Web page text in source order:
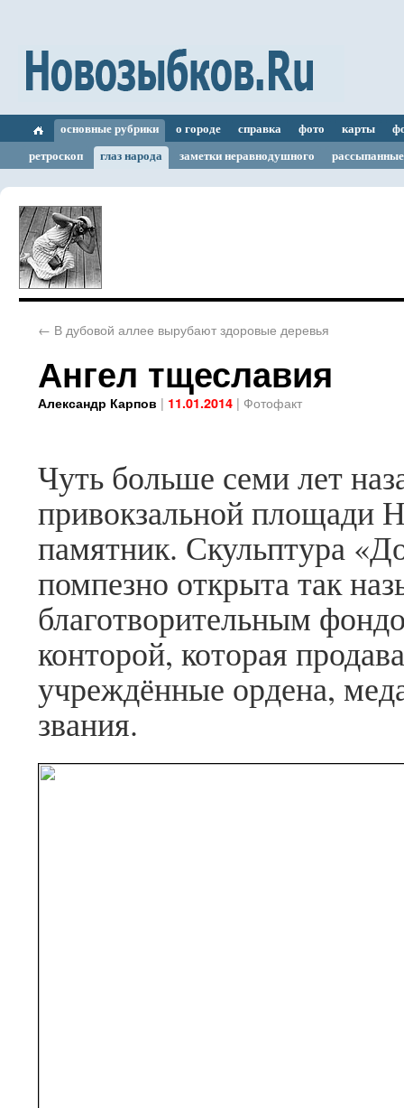
основные рубрики о городе справка фото карты
ретроскоп
глаз народа заметки неравнодушного
← В дубовой аллее вырубают здоровые деревья
Ангел тщеславия
Александр Карпов | 11.01.2014 | Фотофакт
Чуть больше семи лет
привокзальной площади
памятник. Скульптура
помпезно открыта так
благотворительным
конторой, которая
учреждённые ордена,
звания.